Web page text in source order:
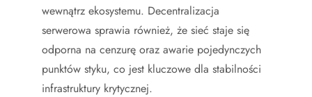
wewnątrz ekosystemu. Decentralizacja
serwerowa sprawia również, że sieć staje się
odporna na cenzurę oraz awarie pojedynczych
punktów styku, co jest kluczowe dla stabilności
infrastruktury krytycznej.